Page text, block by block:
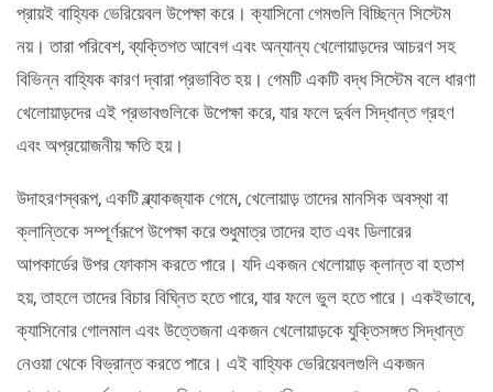
প্রায়ই বাহ্যিক ভেরিয়েবল উপেক্ষা করে। ক্যাসিনো গেমগুলি বিচ্ছিন্ন সিস্টেম
নয়। তারা পরিবেশ, ব্যক্তিগত আবেগ এবং অন্যান্য খেলোয়াড়দের আচরণ সহ
বিভিন্ন বাহ্যিক কারণ দ্বারা প্রভাবিত হয়। গেমটি একটি বদ্ধ সিস্টেম বলে ধারণা
খেলোয়াড়দের এই প্রভাবগুলিকে উপেক্ষা করে, যার ফলে দুর্বল সিদ্ধান্ত গ্রহণ
এবং অপ্রয়োজনীয় ক্ষতি হয়।
উদাহরণস্বরূপ, একটি ব্ল্যাকজ্যাক গেমে, খেলোয়াড় তাদের মানসিক অবস্থা বা
ক্লান্তিকে সম্পূর্ণরূপে উপেক্ষা করে শুধুমাত্র তাদের হাত এবং ডিলারের
আপকার্ডের উপর ফোকাস করতে পারে। যদি একজন খেলোয়াড় ক্লান্ত বা হতাশ
হয়, তাহলে তাদের বিচার বিঘ্নিত হতে পারে, যার ফলে ভুল হতে পারে। একইভাবে,
ক্যাসিনোর গোলমাল এবং উত্তেজনা একজন খেলোয়াড়কে যুক্তিসঙ্গত সিদ্ধান্ত
নেওয়া থেকে বিভ্রান্ত করতে পারে। এই বাহ্যিক ভেরিয়েবলগুলি একজন